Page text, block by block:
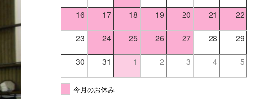
16 17 18 19 20 21 22
23 24 25 26 27 28 29
30 31 1 2 3 4 5
今月のお休み